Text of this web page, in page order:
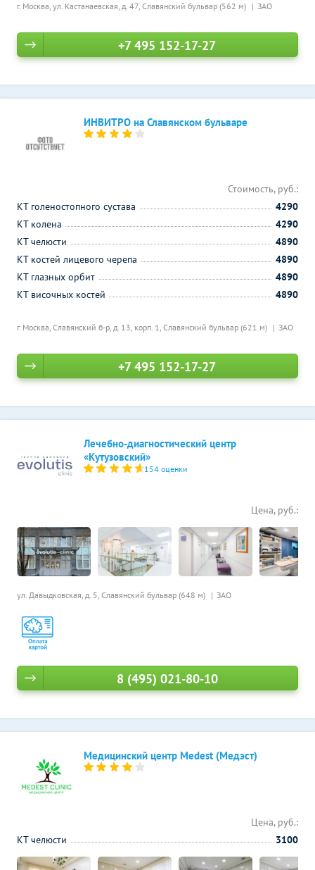
г. Москва, ул. Кастанаевская, д. 47, Славянский бульвар (562 м) ЗАО
+7 495 152-17-27
ИНВИТРО на Славянском бульваре
г. Москва, Славянский б-р, д. 13, корп. 1, Славянский бульвар (621 м) ЗАО
Стоимость, руб.:
КТ голеностопного сустава
4290
КТ колена
4290
КТ челюсти
4890
КТ костей лицевого черепа
4890
КТ глазных орбит
4890
КТ височных костей
4890
+7 495 152-17-27
Лечебно-диагностический центр
«Кутузовский»
154 оценки
ул. Давыдковская, д. 5, Славянский бульвар (648 м) ЗАО
Цена, руб.:
8 (495) 021-80-10
Медицинский центр Medest (Медэст)
Цена, руб.:
КТ челюсти
3100